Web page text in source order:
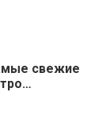
свежие